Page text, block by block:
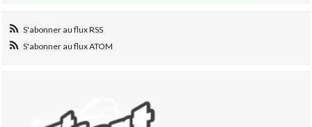
S'abonner au flux RSS
S'abonner au flux ATOM